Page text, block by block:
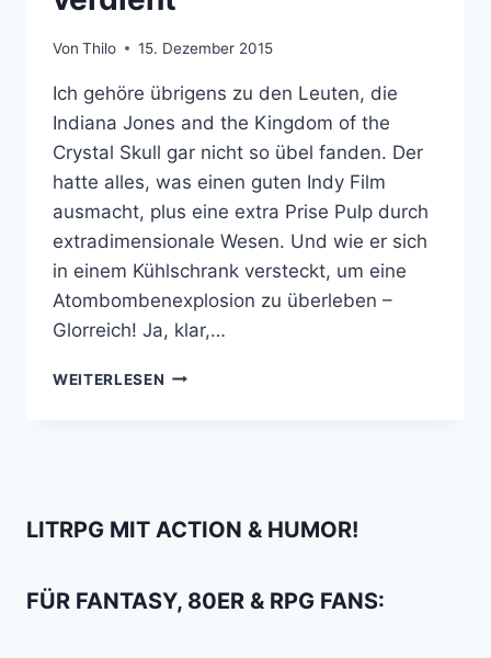
Von Thilo 15. Dezember 2015
Ich gehöre übrigens zu den Leuten, die
Indiana Jones and the Kingdom of the
Crystal Skull gar nicht so übel fanden. Der
hatte alles, was einen guten Indy Film
ausmacht, plus eine extra Prise Pulp durch
extradimensionale Wesen. Und wie er sich
in einem Kühlschrank versteckt, um eine
Atombombenexplosion zu überleben –
Glorreich! Ja, klar,…
WEITERLESEN WARUM
DES
STATUE
LITRPG MIT ACTION & HUMOR!
FÜR FANTASY, 80ER & RPG FANS: